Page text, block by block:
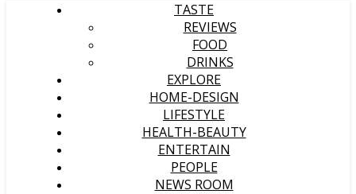
TASTE
REVIEWS
FOOD
DRINKS
EXPLORE
HOME-DESIGN
LIFESTYLE
HEALTH-BEAUTY
ENTERTAIN
PEOPLE
NEWS ROOM